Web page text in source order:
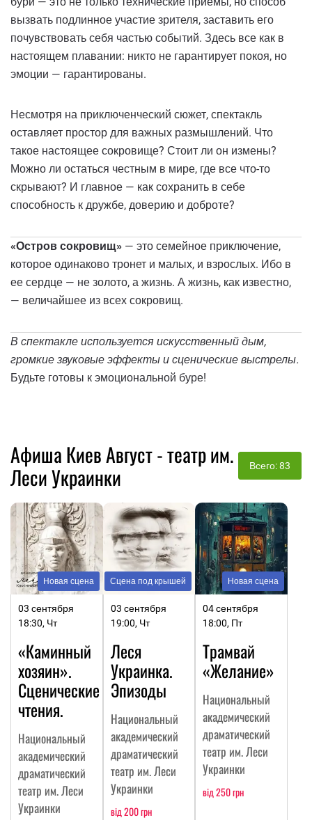
вызвать подлинное участие зрителя, заставить его
почувствовать себя частью событий. Здесь все как в
настоящем плавании: никто не гарантирует покоя, но
эмоции — гарантированы.
Несмотря на приключенческий сюжет, спектакль
оставляет простор для важных размышлений. Что
такое настоящее сокровище? Стоит ли он измены?
Можно ли остаться честным в мире, где все что-то
скрывают? И главное — как сохранить в себе
способность к дружбе, доверию и доброте?
«Остров сокровищ» — это семейное приключение,
которое одинаково тронет и малых, и взрослых. Ибо в
ее сердце — не золото, а жизнь. А жизнь, как известно,
— величайшее из всех сокровищ.
В спектакле используется искусственный дым,
громкие звуковые эффекты и сценические выстрелы.
Будьте готовы к эмоциональной буре!
Афиша Киев Август - театр им.
Леси Украинки
Всего: 83
Новая сцена
03 сентября
18:30, Чт
«Каминный
хозяин».
Сценические
чтения.
Национальный
академический
драматический
театр им. Леси
Украинки
Сцена под крышей
03 сентября
19:00, Чт
Леся
Украинка.
Эпизоды
Национальный
академический
драматический
театр им. Леси
Украинки
від 200 грн
Новая сцена
04 сентября
18:00, Пт
Трамвай
«Желание»
Национальный
академический
драматический
театр им. Леси
Украинки
від 250 грн